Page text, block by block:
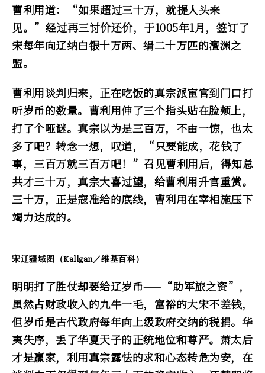
曹利用道：“如果超过三十万，就提人头来
见。”经过再三讨价还价，于1005年1月，签订了
宋每年向辽纳白银十万两、绢二十万匹的澶渊之
盟。
曹利用谈判归来，正在吃饭的真宗派宦官到门口打
听岁币的数量。曹利用伸了三个指头贴在脸颊上，
打了个哑谜。真宗以为是三百万，不由一惊，也太
多了吧？转念一想，叹道，“只要能成，花钱了
事，三百万就三百万吧！”召见曹利用后，得知总
共才三十万，真宗大喜过望，给曹利用升官重赏。
三十万，正是寇准给的底线，曹利用在宰相施压下
竭力达成的。
宋辽疆域图（Kallgan／维基百科）
明明打了胜仗却要给辽岁币——“助军旅之资”，
虽然占财政收入的九牛一毛，富裕的大宋不差钱，
但岁币是古代政府每年向上级政府交纳的税捐。华
夷失序，丢了华夏天子的正统地位和尊严。萧太后
才是赢家，利用真宗露怯的求和心态转危为安，在